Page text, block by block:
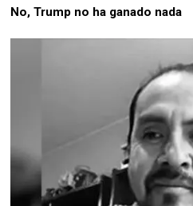
No, Trump no ha ganado nada